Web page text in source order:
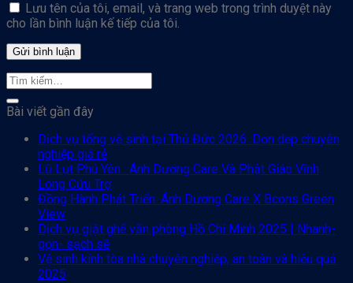
Lưu tên của tôi, email, và trang web trong trình duyệt này
cho lần bình luận kế tiếp của tôi.
Bài viết gần đây
Dịch vụ tổng vệ sinh tại Thủ Đức 2026: Dọn dẹp chuyên
nghiệp giá rẻ
Lũ Lụt Phú Yên : Ánh Dương Care Và Phật Giáo Vĩnh
Long Cứu Trợ
Đồng Hành Phát Triển: Ánh Dương Care X Bcons Green
View
Dịch vụ giặt ghế văn phòng Hồ Chí Minh 2025 | Nhanh-
gọn- sạch sẽ
Vệ sinh kính tòa nhà chuyên nghiệp, an toàn và hiệu quả
2025